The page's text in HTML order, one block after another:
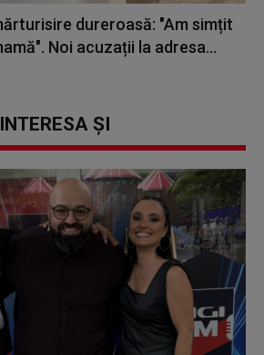
dureroasă: "Am simțit
Noi acuzații la adresa...
ȘI